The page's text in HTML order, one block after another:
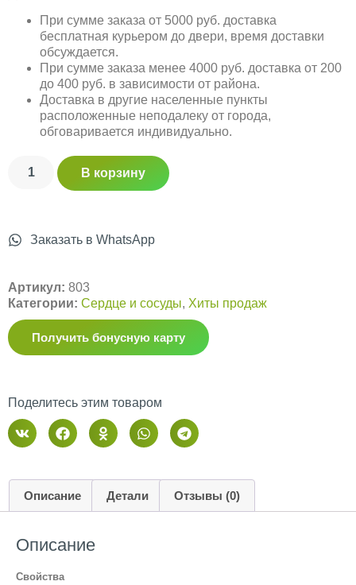
При сумме заказа от 5000 руб. доставка
бесплатная курьером до двери, время доставки
обсуждается.
При сумме заказа менее 4000 руб. доставка от 200
до 400 руб. в зависимости от района.
Доставка в другие населенные пункты
расположенные неподалеку от города,
обговаривается индивидуально.
В корзину
Заказать в WhatsApp
Артикул: 803
Категории: Сердце и сосуды, Хиты продаж
Получить бонусную карту
Поделитесь этим товаром
Описание Детали Отзывы (0)
Описание
Свойства